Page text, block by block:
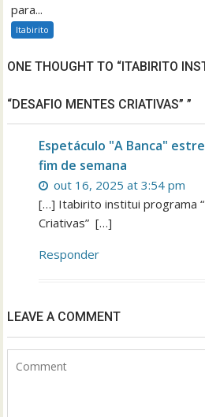
para...
Itabirito
ONE THOUGHT TO “ITABIRITO
“DESAFIO MENTES CRIATIVAS” ”
Espetáculo "A Banca"
fim de semana
out 16, 2025 at 3:54 pm
[…] Itabirito institui programa
Criativas” […]
Responder
LEAVE A COMMENT